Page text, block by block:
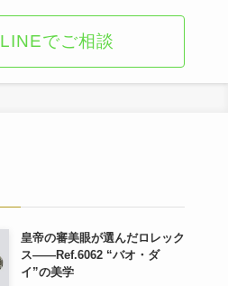
LINEでご相談
皇帝の審美眼が選んだロレック
ス――Ref.6062 “バオ・ダ
イ”の美学